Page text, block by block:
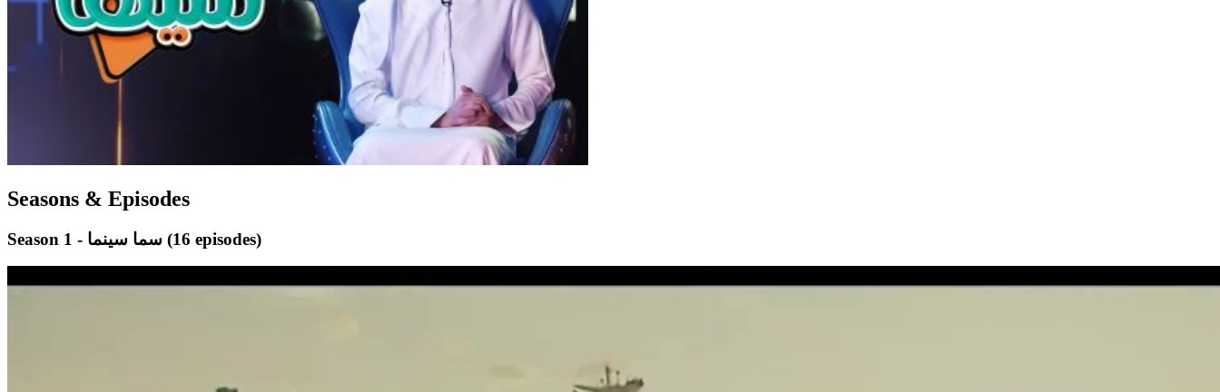
Seasons & Episodes
(16 episodes)